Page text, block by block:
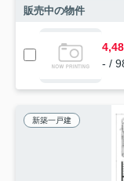
販売中の物件
- /
新築一戸建